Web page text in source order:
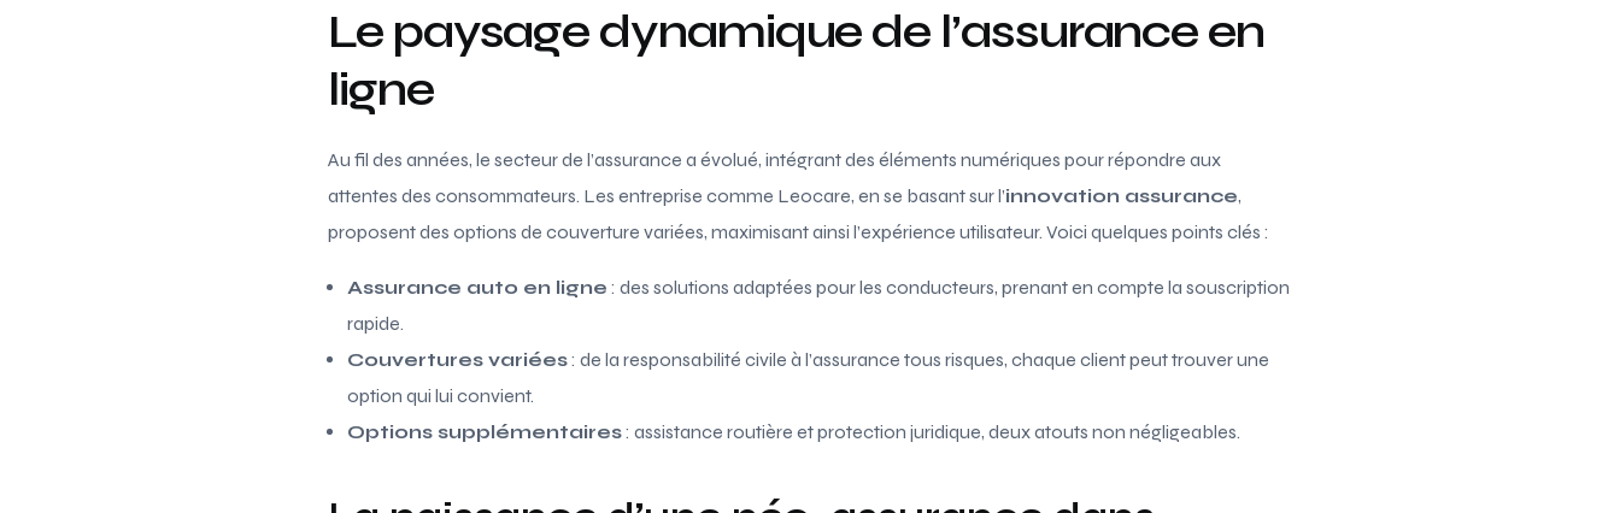
Le paysage dynamique de l’assurance en
ligne
Au fil des années, le secteur de l’assurance a évolué, intégrant des éléments numériques pour répondre aux
attentes des consommateurs. Les entreprise comme Leocare, en se basant sur l’innovation assurance,
proposent des options de couverture variées, maximisant ainsi l’expérience utilisateur. Voici quelques points clés :
Assurance auto en ligne : des solutions adaptées pour les conducteurs, prenant en compte la souscription
rapide.
Couvertures variées: de la responsabilité civile à l’assurance tous risques, chaque client peut trouver une
option qui lui convient.
Options supplémentaires: assistance routière et protection juridique, deux atouts non négligeables.